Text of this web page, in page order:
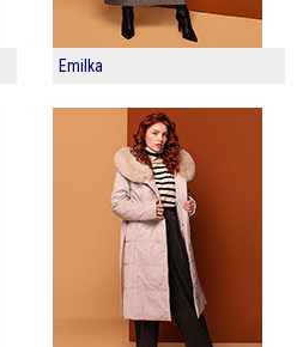
Emilka